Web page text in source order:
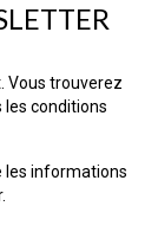
Vous trouverez
conditions
les informations